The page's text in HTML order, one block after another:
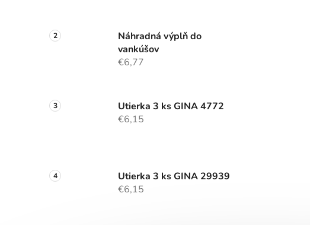
Náhradná výplň do
vankúšov
€6,77
Utierka 3 ks GINA 4772
€6,15
Utierka 3 ks GINA 29939
€6,15